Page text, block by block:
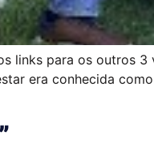
links para os outros
era conhecida